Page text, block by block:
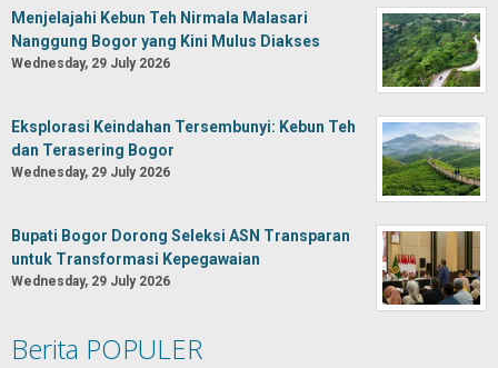
Menjelajahi Kebun Teh Nirmala Malasari
Nanggung Bogor yang Kini Mulus Diakses
Wednesday, 29 July 2026
Eksplorasi Keindahan Tersembunyi: Kebun Teh
dan Terasering Bogor
Wednesday, 29 July 2026
Bupati Bogor Dorong Seleksi ASN Transparan
untuk Transformasi Kepegawaian
Wednesday, 29 July 2026
Berita POPULER